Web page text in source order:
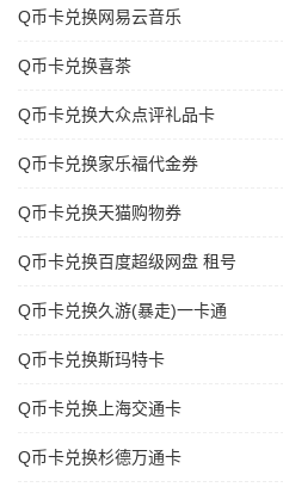
Q币卡兑换网易云音乐
Q币卡兑换喜茶
Q币卡兑换大众点评礼品卡
Q币卡兑换家乐福代金券
Q币卡兑换天猫购物券
Q币卡兑换百度超级网盘 租号
Q币卡兑换久游(暴走)一卡通
Q币卡兑换斯玛特卡
Q币卡兑换上海交通卡
Q币卡兑换杉德万通卡